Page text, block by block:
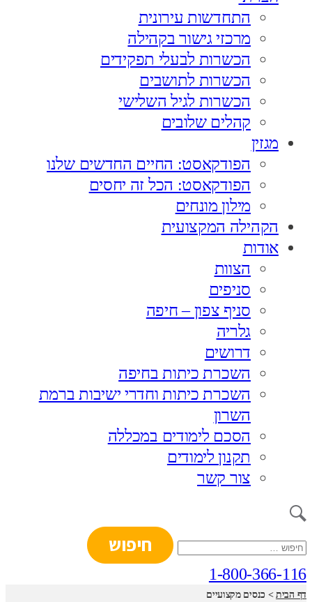
התחדשות עירונית
מרכזי גישור בקהילה
הכשרות לבעלי תפקידים
הכשרות לתושבים
הכשרות לגיל השלישי
קהלים שלובים
מגזין
הפודקאסט: החיים החדשים שלנו
הפודקאסט: הכל זה יחסים
מילון מונחים
הקהילה המקצועית
אודות
הצוות
סניפים
סניף צפון – חיפה
גלריה
דרושים
השכרת כיתות בחיפה
השכרת כיתות וחדרי ישיבות ברמת
השרון
הסכם לימודים במכללה
תקנון לימודים
צור קשר
חיפוש:
1-800-366-116
דף הבית> כנסים מקצועיים